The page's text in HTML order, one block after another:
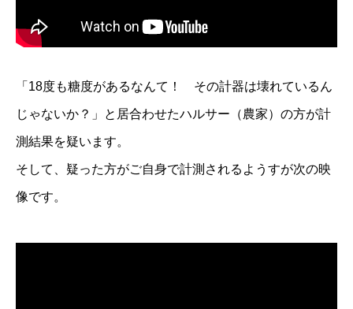
「18度も糖度があるなんて！ その計器は壊れているん
じゃないか？」と居合わせたハルサー（農家）の方が計
測結果を疑います。
そして、疑った方がご自身で計測されるようすが次の映
像です。